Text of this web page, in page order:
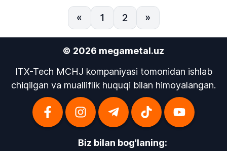
« 1 2 »
© 2026 megametal.uz
ITX-Tech MCHJ kompaniyasi tomonidan ishlab
chiqilgan va mualliflik huquqi bilan himoyalangan.
Biz bilan bog'laning: